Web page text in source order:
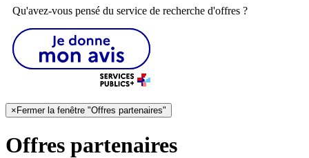
Qu'avez-vous pensé du service de recherche d'offres ?
× Fermer la fenêtre "Offres partenaires"
Offres partenaires